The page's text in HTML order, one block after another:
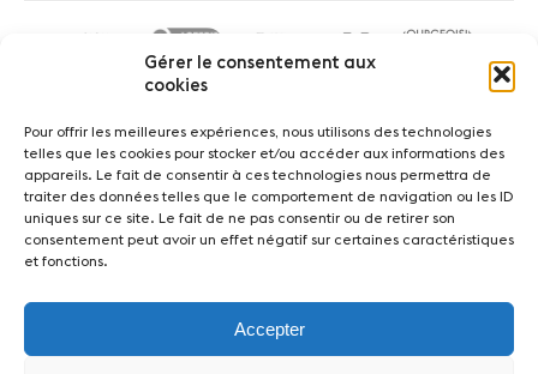
Gérer le consentement aux
cookies
Pour offrir les meilleures expériences, nous utilisons des technologies
telles que les cookies pour stocker et/ou accéder aux informations des
appareils. Le fait de consentir à ces technologies nous permettra de
traiter des données telles que le comportement de navigation ou les ID
uniques sur ce site. Le fait de ne pas consentir ou de retirer son
consentement peut avoir un effet négatif sur certaines caractéristiques
et fonctions.
Accepter
News Concerts Volunteers